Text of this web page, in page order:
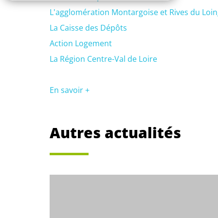
L'agglomération Montargoise et Rives du
La Caisse des Dépôts
Action Logement
La Région Centre-Val de Loire
En savoir +
Autres actualités